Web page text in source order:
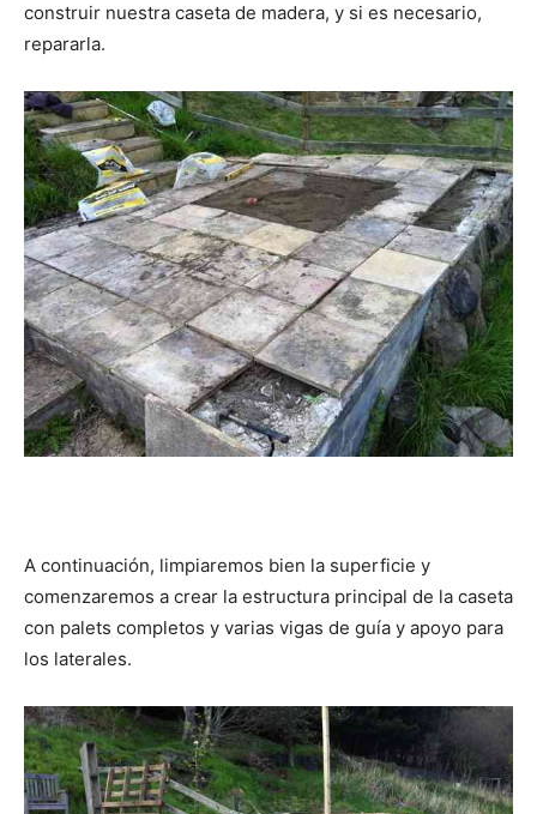
construir nuestra caseta de madera, y si es necesario,
repararla.
A continuación, limpiaremos bien la superficie y
comenzaremos a crear la estructura principal de la caseta
con palets completos y varias vigas de guía y apoyo para
los laterales.